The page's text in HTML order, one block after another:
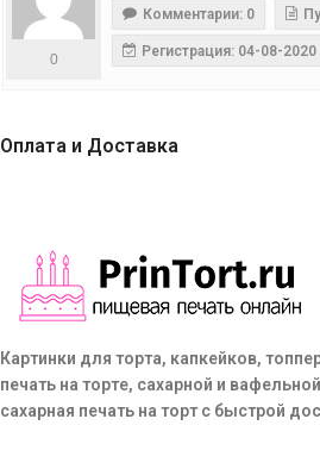
0
Комментарии: 0
Регистрация: 04-08-2020
Оплата и Доставка
Картинки для торта, капкейков,
печать на торте, сахарной и
сахарная печать на торт с быстрой